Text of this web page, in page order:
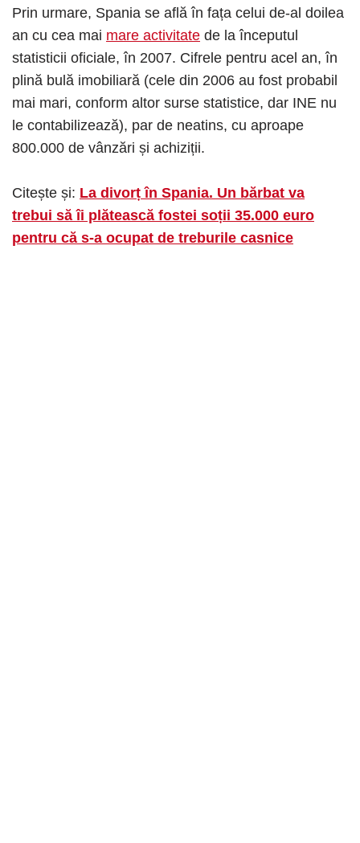
Prin urmare, Spania se află în fața celui de-al doilea
an cu cea mai mare activitate de la începutul
statisticii oficiale, în 2007. Cifrele pentru acel an, în
plină bulă imobiliară (cele din 2006 au fost probabil
mai mari, conform altor surse statistice, dar INE nu
le contabilizează), par de neatins, cu aproape
800.000 de vânzări și achiziții.
Citește și: La divorț în Spania. Un bărbat va
trebui să îi plătească fostei soții 35.000 euro
pentru că s-a ocupat de treburile casnice